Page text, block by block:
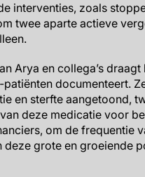
interventies, zoals
twee aparte actieve
Arya en collega’s
documenteert.
en sterfte aangetoond,
deze medicatie voor
om de frequentie
grote en groeiende